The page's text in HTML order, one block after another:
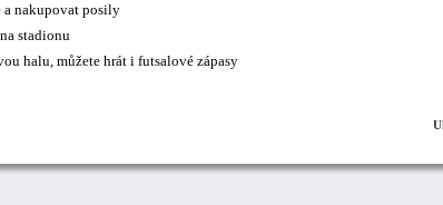
a nakupovat posily
stadionu
halu, můžete hrát i futsalové zápasy